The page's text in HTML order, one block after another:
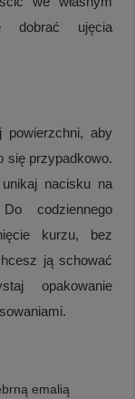
dobrać ujęcia
powierzchni, aby
się przypadkowo.
nacisku na
codziennego
kurzu, bez
ją schować
opakowanie
emalią